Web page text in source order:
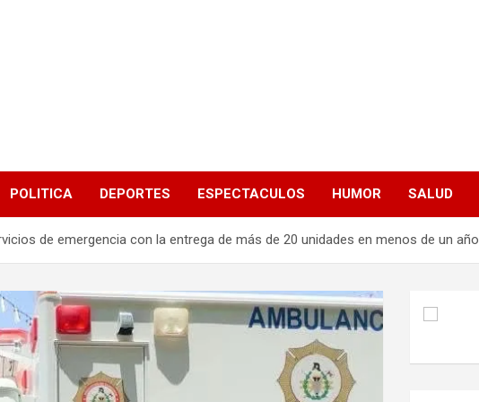
POLITICA DEPORTES ESPECTACULOS HUMOR SALUD
de emergencia con la entrega de más de 20 unidades en menos de un año